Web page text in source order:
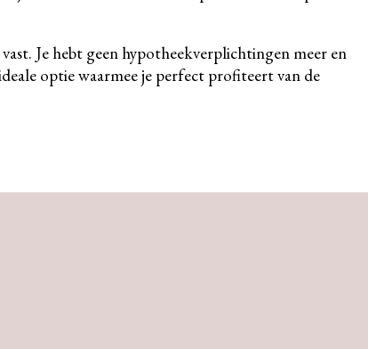
Je hebt geen hypotheekverplichtingen meer en
optie waarmee je perfect profiteert van de